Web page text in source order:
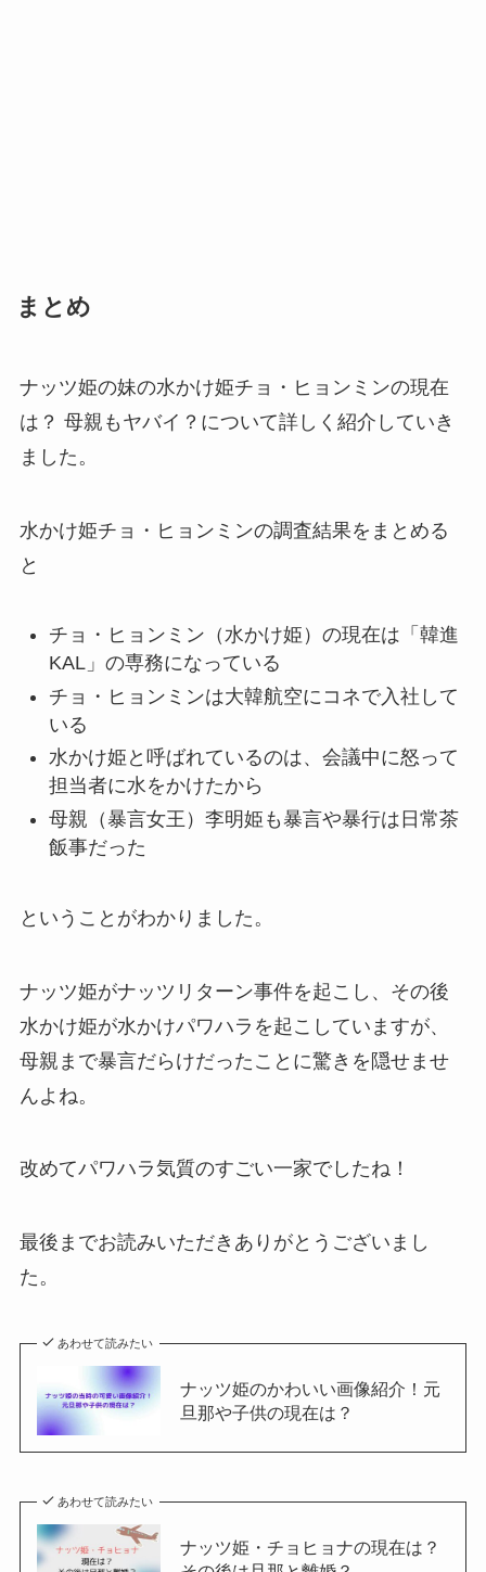
まとめ
ナッツ姫の妹の水かけ姫チョ・ヒョンミンの現在
は？ 母親もヤバイ？について詳しく紹介していき
ました。
水かけ姫チョ・ヒョンミンの調査結果をまとめる
と
チョ・ヒョンミン（水かけ姫）の現在は「韓進
KAL」の専務になっている
チョ・ヒョンミンは大韓航空にコネで入社して
いる
水かけ姫と呼ばれているのは、会議中に怒って
担当者に水をかけたから
母親（暴言女王）李明姫も暴言や暴行は日常茶
飯事だった
ということがわかりました。
ナッツ姫がナッツリターン事件を起こし、その後
水かけ姫が水かけパワハラを起こしていますが、
母親まで暴言だらけだったことに驚きを隠せませ
んよね。
改めてパワハラ気質のすごい一家でしたね！
最後までお読みいただきありがとうございまし
た。
あわせて読みたい
ナッツ姫のかわいい画像紹介！元
旦那や子供の現在は？
あわせて読みたい
ナッツ姫・チョヒョナの現在は？